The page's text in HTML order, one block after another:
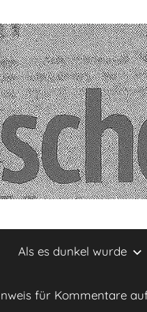
Als es dunkel wurde
für Kommentare